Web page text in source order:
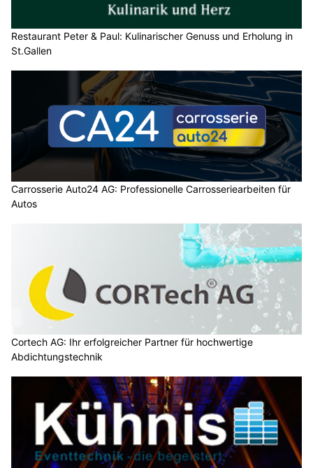
Restaurant Peter & Paul: Kulinarischer Genuss und Erholung in
St.Gallen
Carrosserie Auto24 AG: Professionelle Carrosseriearbeiten für
Autos
Cortech AG: Ihr erfolgreicher Partner für hochwertige
Abdichtungstechnik